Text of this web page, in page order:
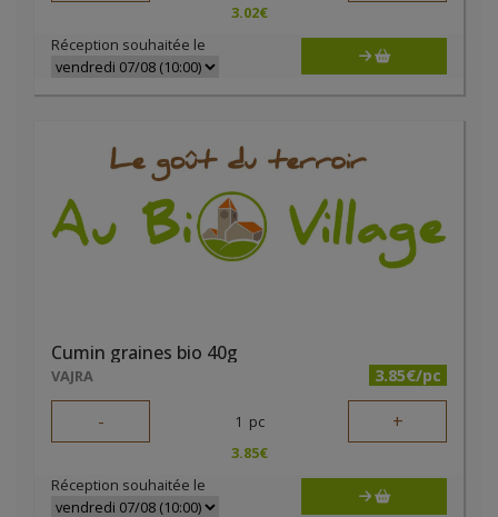
3.02€
Réception souhaitée le
Cumin graines bio 40g
VAJRA 3.85€/pc
- 1 pc +
3.85€
Réception souhaitée le